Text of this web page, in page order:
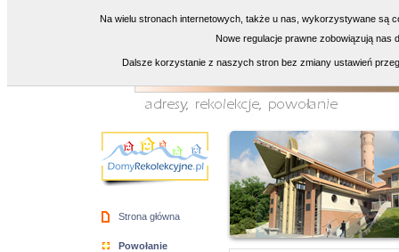
Strona główna
Powołanie
Na wielu stronach internetowych, także u nas, wykorzystywane są
Nowe regulacje prawne zobowiązują nas
Dalsze korzystanie z naszych stron bez zmiany ustawień